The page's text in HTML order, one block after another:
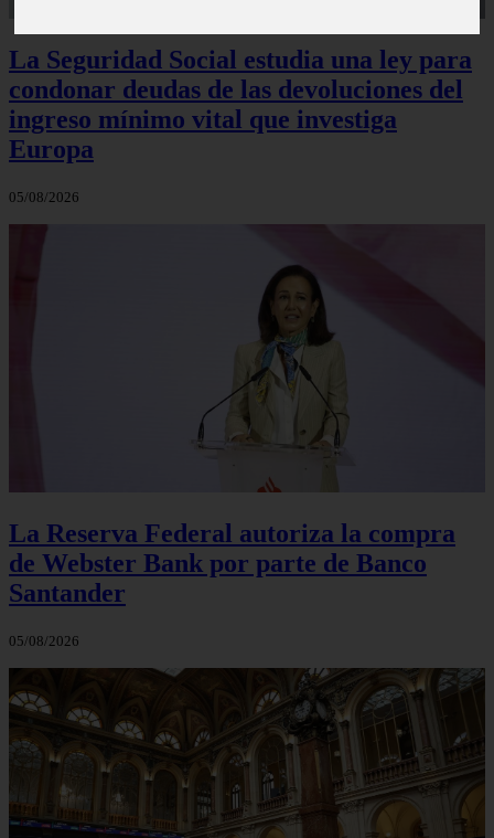
La Seguridad Social estudia una ley para
condonar deudas de las devoluciones del
ingreso mínimo vital que investiga
Europa
05/08/2026
La Reserva Federal autoriza la compra
de Webster Bank por parte de Banco
Santander
05/08/2026